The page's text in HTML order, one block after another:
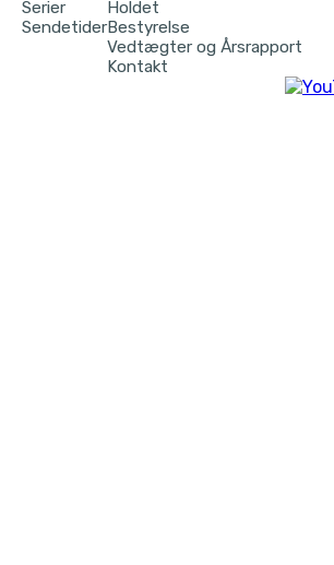
Serier
Sendetider
Holdet
Bestyrelse
Vedtægter og Årsrapport
Kontakt